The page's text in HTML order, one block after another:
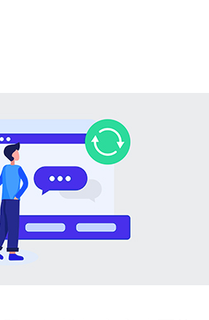
署与优化方法，给出成本与效果的